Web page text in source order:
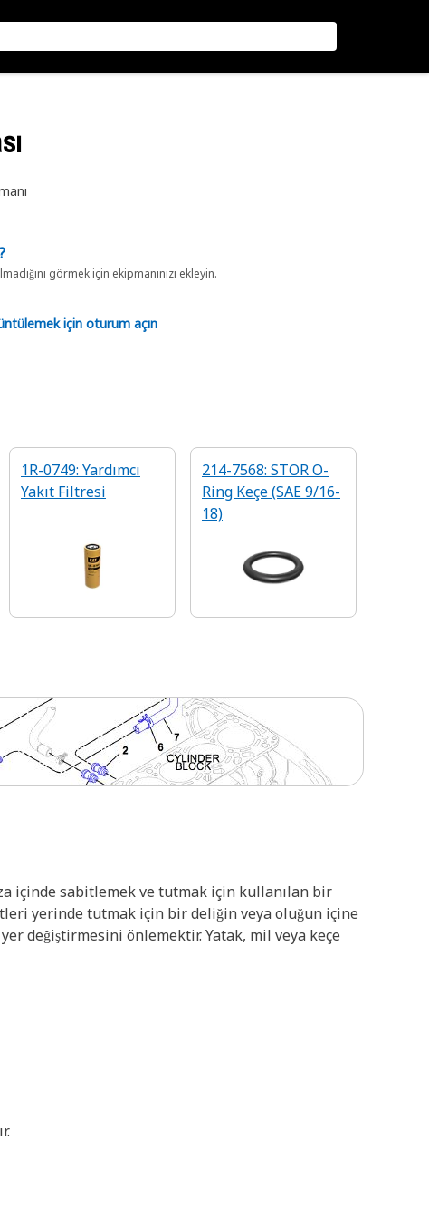
görmek için ekipmanınızı ekleyin.
için oturum açın
1R-0749: Yardımcı
Yakıt Filtresi
214-7568: STOR O-
Ring Keçe (SAE 9/16-
18)
içinde sabitlemek ve tutmak için kullanılan bir
yerinde tutmak için bir deliğin veya oluğun içine
değiştirmesini önlemektir. Yatak, mil veya keçe